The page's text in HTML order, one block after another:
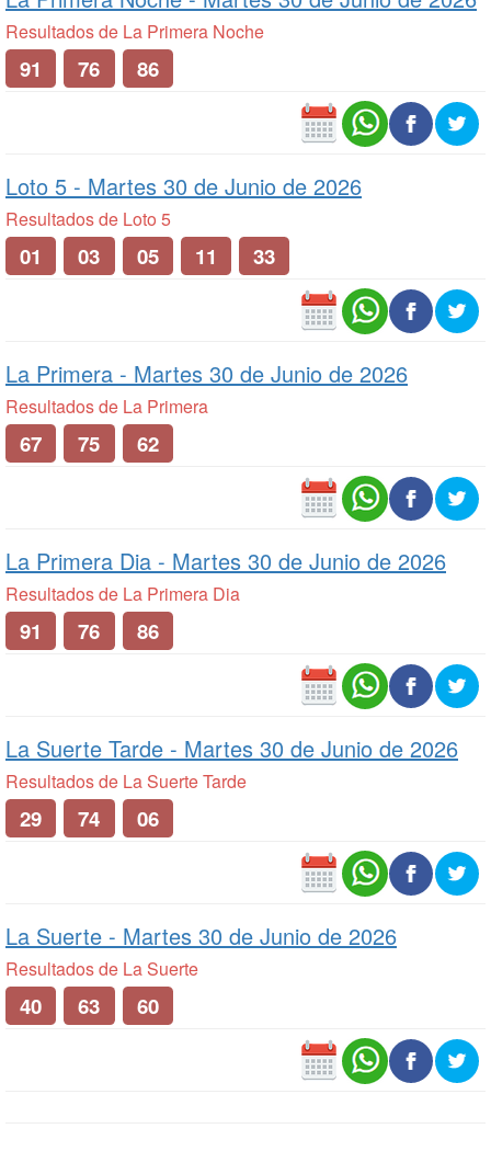
Resultados de La Primera Noche
91 76 86
Loto 5 - Martes 30 de Junio de 2026
Resultados de Loto 5
01 03 05 11 33
La Primera - Martes 30 de Junio de 2026
Resultados de La Primera
67 75 62
La Primera Dia - Martes 30 de Junio de 2026
Resultados de La Primera Dia
91 76 86
La Suerte Tarde - Martes 30 de Junio de 2026
Resultados de La Suerte Tarde
29 74 06
La Suerte - Martes 30 de Junio de 2026
Resultados de La Suerte
40 63 60